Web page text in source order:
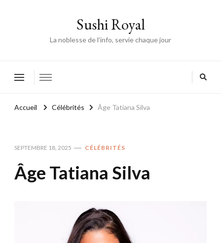
Sushi Royal
La noblesse de l’info, servie chaque jour
Accueil Célébrités Âge Tatiana Silva
SEPTEMBRE 18, 2025 CÉLÉBRITÉS
Âge Tatiana Silva